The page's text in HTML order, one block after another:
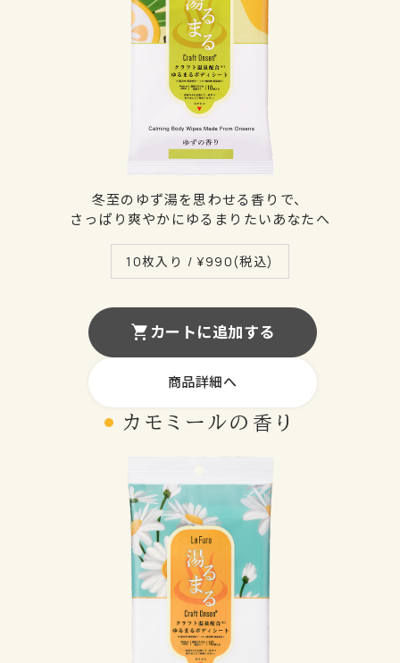
冬至のゆず湯を思わせる香りで、
さっぱり爽やかにゆるまりたいあなたへ
10枚入り / ¥990(税込)
カートに追加する
商品詳細へ
カモミール の 香り